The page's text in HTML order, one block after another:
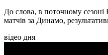
До слова, в поточному сезоні
матчів за Динамо,
відео дня